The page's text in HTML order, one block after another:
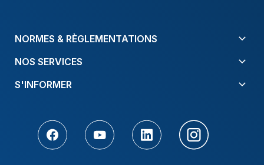
NORMES & RÈGLEMENTATIONS
NOS SERVICES
S'INFORMER